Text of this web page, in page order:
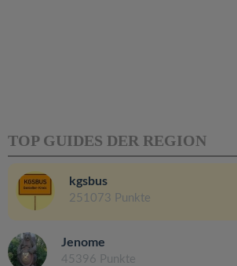
TOP GUIDES DER REGION
kgsbus
251073 Punkte
Jenome
45396 Punkte